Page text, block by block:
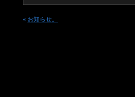
« お知らせ。